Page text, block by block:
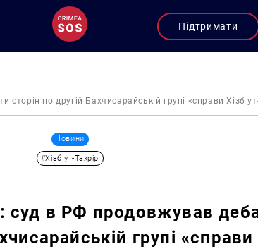
Підтримати
по другій Бахчисарайській групі «справи Хізб
Новини
#Хізб ут-Тахрір
суд в РФ продовжував
групі «справи